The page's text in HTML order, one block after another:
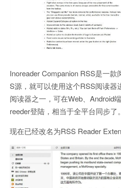
Inoreader Companion RSS是一
S源，就可以使用这个RSS阅读器
阅读器之一，可在Web、Android
reeder登陆，相当于全平台同步了。
现在已经改名为RSS Reader